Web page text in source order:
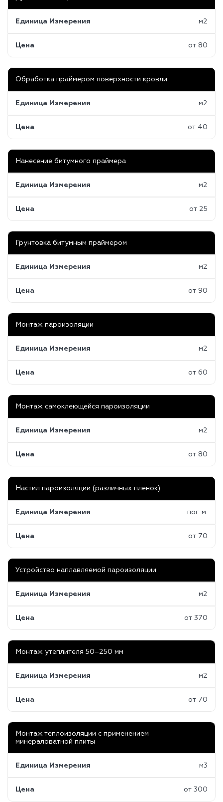
Единица Измерения м2
Цена от 80
Обработка праймером поверхности кровли
Единица Измерения м2
Цена от 40
Нанесение битумного праймера
Единица Измерения м2
Цена от 25
Грунтовка битумным праймером
Единица Измерения м2
Цена от 90
Монтаж пароизоляции
Единица Измерения м2
Цена от 60
Монтаж самоклеющейся пароизоляции
Единица Измерения м2
Цена от 80
Настил пароизоляции (различных пленок)
Единица Измерения пог. м.
Цена от 70
Устройство наплавляемой пароизоляции
Единица Измерения м2
Цена от 370
Монтаж утеплителя 50–250 мм
Единица Измерения м2
Цена от 70
Монтаж теплоизоляции с применением
минераловатной плиты
Единица Измерения м3
Цена от 300